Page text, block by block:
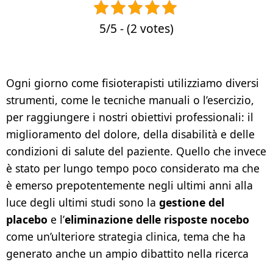
5/5 - (2 votes)
Ogni giorno come fisioterapisti utilizziamo diversi
strumenti, come le tecniche manuali o l’esercizio,
per raggiungere i nostri obiettivi professionali: il
miglioramento del dolore, della disabilità e delle
condizioni di salute del paziente. Quello che invece
è stato per lungo tempo poco considerato ma che
è emerso prepotentemente negli ultimi anni alla
luce degli ultimi studi sono la gestione del
placebo e l’eliminazione delle risposte nocebo
come un’ulteriore strategia clinica, tema che ha
generato anche un ampio dibattito nella ricerca